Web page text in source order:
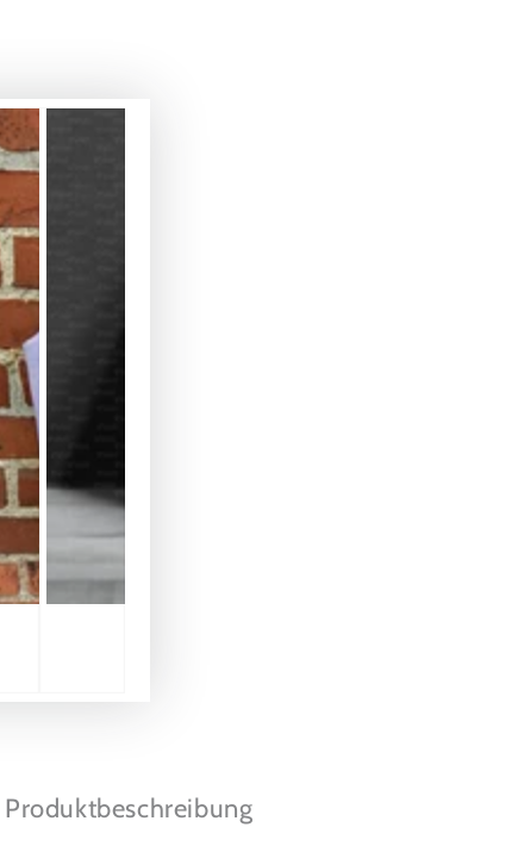
Produktbeschreibung